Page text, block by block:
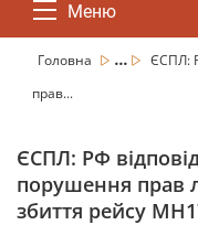
Меню
Головна ...
ЄСПЛ:
прав...
ЄСПЛ: РФ
порушення прав
збиття рейсу